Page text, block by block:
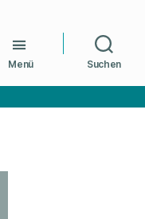
Menü Suchen